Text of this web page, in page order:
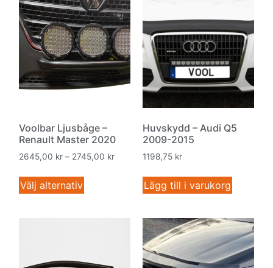
Voolbar Ljusbåge –
Renault Master 2020
2645,00 kr – 2745,00 kr
Välj alternativ
Huvskydd – Audi Q5
2009-2015
1198,75 kr
Lägg till i varukorg